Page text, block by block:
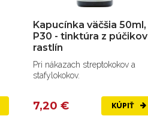
Kapucínka väčšia 50ml,
P30 - tinktúra z púčikov
rastlín
Pri nákazach streptokokov a
stafylokokov.
7,20 € KÚPIŤ